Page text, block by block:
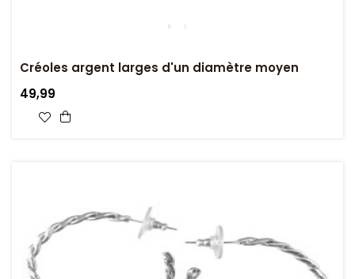
Créoles argent larges d'un diamètre moyen
49,99